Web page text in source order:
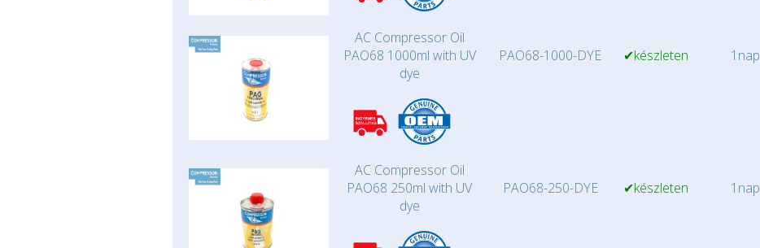
AC Compressor Oil
PAO68 1000ml with UV
dye
PAO68-1000-DYE ✔készleten
1nap
AC Compressor Oil
PAO68 250ml with UV
dye
PAO68-250-DYE ✔készleten
1nap